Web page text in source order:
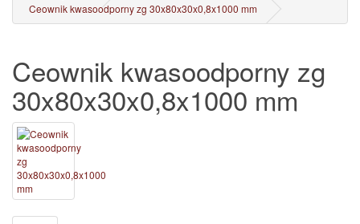
Ceownik kwasoodporny zg 30x80x30x0,8x1000 mm
Ceownik kwasoodporny zg
30x80x30x0,8x1000 mm